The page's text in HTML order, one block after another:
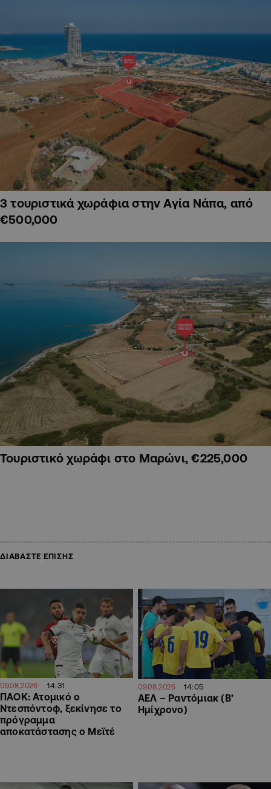
3 τουριστικά χωράφια στην Αγία Νάπα, από
€500,000
Τουριστικό χωράφι στο Μαρώνι, €225,000
ΔΙΑΒΑΣΤΕ ΕΠΙΣΗΣ
09.08.2026 14:31
ΠΑΟΚ: Ατομικό ο
Ντεσπόντοφ, ξεκίνησε το
πρόγραμμα
αποκατάστασης ο Μεϊτέ
09.08.2026 14:05
ΑΕΛ – Ραντόμιακ (Β’
Ημίχρονο)